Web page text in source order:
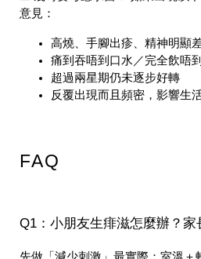
意見：
高燒、手腳出疹、精神明顯
痛到吞唔到口水／完全飲唔
超過兩星期仍未逐步好轉
反覆出現而且頻密，影響生
FAQ
Q1：小朋友生痱滋怎麼辦？家